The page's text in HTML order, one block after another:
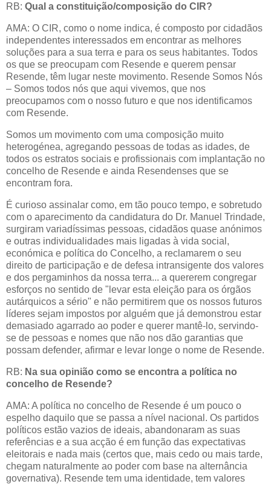
RB: Qual a constituição/composição do CIR?
AMA: O CIR, como o nome indica, é composto por cidadãos
independentes interessados em encontrar as melhores
soluções para a sua terra e para os seus habitantes. Todos
os que se preocupam com Resende e querem pensar
Resende, têm lugar neste movimento. Resende Somos Nós
– Somos todos nós que aqui vivemos, que nos
preocupamos com o nosso futuro e que nos identificamos
com Resende.
Somos um movimento com uma composição muito
heterogénea, agregando pessoas de todas as idades, de
todos os estratos sociais e profissionais com implantação no
concelho de Resende e ainda Resendenses que se
encontram fora.
É curioso assinalar como, em tão pouco tempo, e sobretudo
com o aparecimento da candidatura do Dr. Manuel Trindade,
surgiram variadíssimas pessoas, cidadãos quase anónimos
e outras individualidades mais ligadas à vida social,
económica e política do Concelho, a reclamarem o seu
direito de participação e de defesa intransigente dos valores
e dos pergaminhos da nossa terra... a quererem congregar
esforços no sentido de "levar esta eleição para os órgãos
autárquicos a sério" e não permitirem que os nossos futuros
líderes sejam impostos por alguém que já demonstrou estar
demasiado agarrado ao poder e querer mantê-lo, servindo-
se de pessoas e nomes que não nos dão garantias que
possam defender, afirmar e levar longe o nome de Resende.
RB: Na sua opinião como se encontra a política no
concelho de Resende?
AMA: A política no concelho de Resende é um pouco o
espelho daquilo que se passa a nível nacional. Os partidos
políticos estão vazios de ideais, abandonaram as suas
referências e a sua acção é em função das expectativas
eleitorais e nada mais (certos que, mais cedo ou mais tarde,
chegam naturalmente ao poder com base na alternância
governativa). Resende tem uma identidade, tem valores